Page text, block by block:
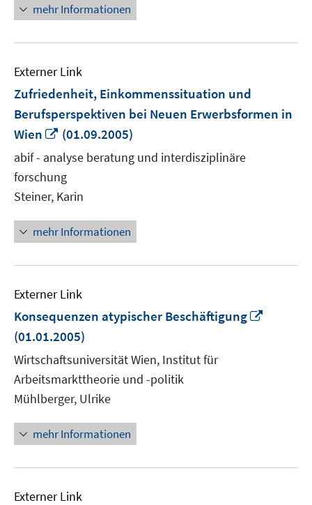
mehr Informationen
Externer Link
Zufriedenheit, Einkommenssituation und
Berufsperspektiven bei Neuen Erwerbsformen in
Wien
In
neuem
Fenster
öffnen
(01.09.2005)
abif - analyse beratung und interdisziplinäre
forschung
Steiner, Karin
mehr Informationen
Externer Link
Konsequenzen atypischer Beschäftigung
(01.01.2005)
Wirtschaftsuniversität Wien, Institut für
Arbeitsmarkttheorie und -politik
Mühlberger, Ulrike
mehr Informationen
Externer Link